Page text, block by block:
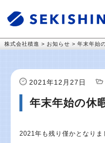
株式会社積進 > お知らせ > 年末年始
2021年12月27日
年末年始の休
2021年も残り僅かとなりま